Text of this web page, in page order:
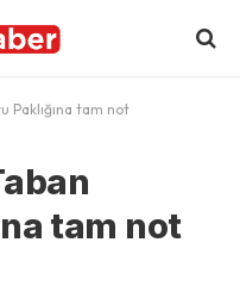
Paklığına tam not
tam not